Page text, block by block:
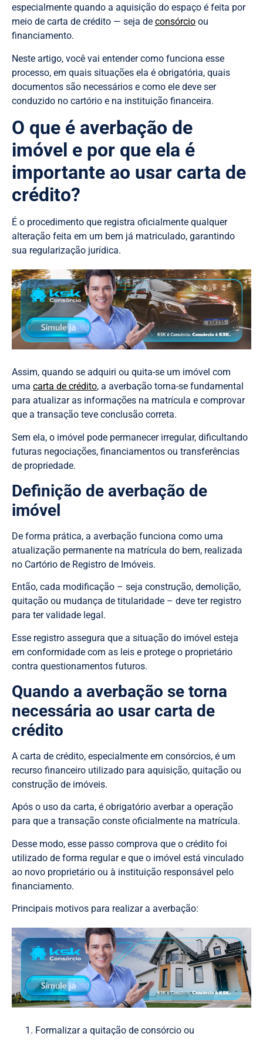
especialmente quando a aquisição do espaço é feita por
meio de carta de crédito — seja de consórcio ou
financiamento.
Neste artigo, você vai entender como funciona esse
processo, em quais situações ela é obrigatória, quais
documentos são necessários e como ele deve ser
conduzido no cartório e na instituição financeira.
O que é averbação de
imóvel e por que ela é
importante ao usar carta de
crédito?
É o procedimento que registra oficialmente qualquer
alteração feita em um bem já matriculado, garantindo
sua regularização jurídica.
Assim, quando se adquiri ou quita-se um imóvel com
uma carta de crédito, a averbação torna-se fundamental
para atualizar as informações na matrícula e comprovar
que a transação teve conclusão correta.
Sem ela, o imóvel pode permanecer irregular, dificultando
futuras negociações, financiamentos ou transferências
de propriedade.
Definição de averbação de
imóvel
De forma prática, a averbação funciona como uma
atualização permanente na matrícula do bem, realizada
no Cartório de Registro de Imóveis.
Então, cada modificação – seja construção, demolição,
quitação ou mudança de titularidade – deve ter registro
para ter validade legal.
Esse registro assegura que a situação do imóvel esteja
em conformidade com as leis e protege o proprietário
contra questionamentos futuros.
Quando a averbação se torna
necessária ao usar carta de
crédito
A carta de crédito, especialmente em consórcios, é um
recurso financeiro utilizado para aquisição, quitação ou
construção de imóveis.
Após o uso da carta, é obrigatório averbar a operação
para que a transação conste oficialmente na matrícula.
Desse modo, esse passo comprova que o crédito foi
utilizado de forma regular e que o imóvel está vinculado
ao novo proprietário ou à instituição responsável pelo
financiamento.
Principais motivos para realizar a averbação:
Formalizar a quitação de consórcio ou